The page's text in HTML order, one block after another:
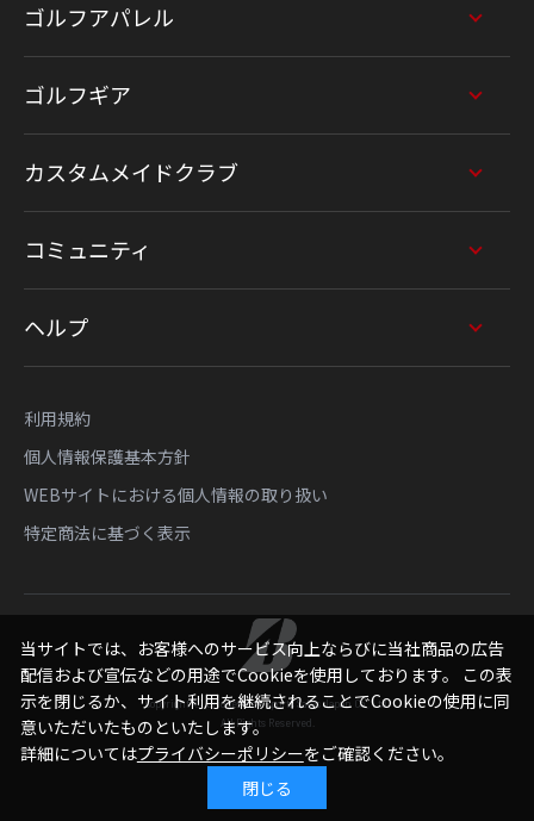
ゴルフアパレル
ゴルフギア
カスタムメイドクラブ
コミュニティ
ヘルプ
利用規約
個人情報保護基本方針
WEBサイトにおける個人情報の取り扱い
特定商法に基づく表示
Copyright © Bridgestone Sports Sales Japan Co., Ltd.
All Rights Reserved.
当サイトでは、お客様へのサービス向上ならびに当社商品の広告
配信および宣伝などの用途でCookieを使用しております。 この表
示を閉じるか、サイト利用を継続されることでCookieの使用に同
意いただいたものといたします。
詳細についてはプライバシーポリシーをご確認ください。
閉じる